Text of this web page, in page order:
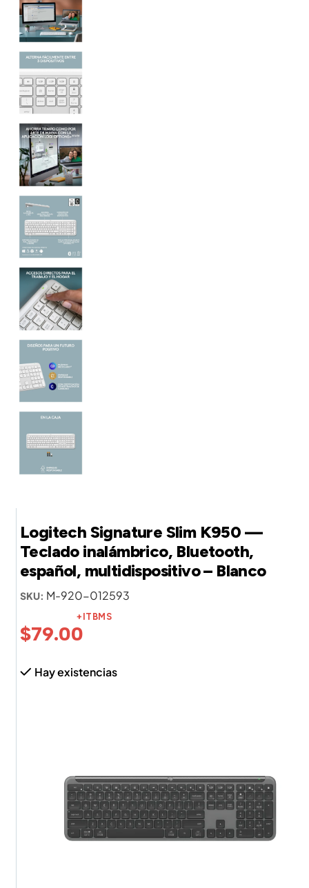
Logitech Signature Slim K950 —
Teclado inalámbrico, Bluetooth,
español, multidispositivo – Blanco
SKU: M-920-012593
$79.00
+ITBMS
Hay existencias